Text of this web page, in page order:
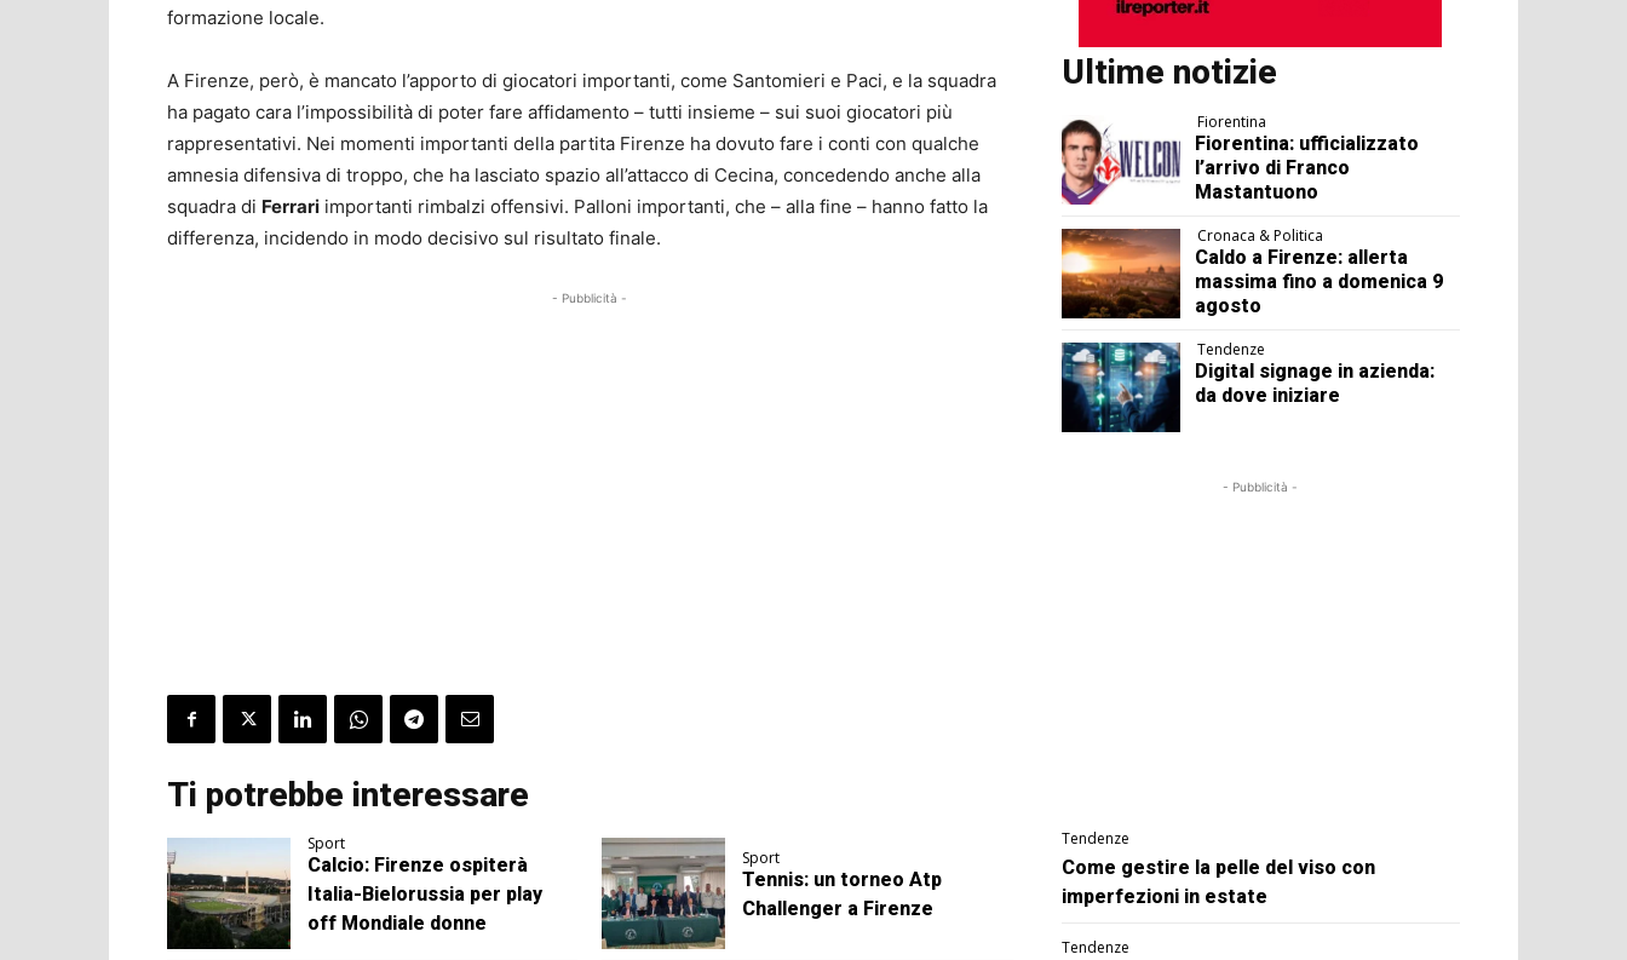
formazione locale.
A Firenze, però, è mancato l’apporto di giocatori importanti, come Santomieri e Paci, e la squadra
ha pagato cara l’impossibilità di poter fare affidamento – tutti insieme – sui suoi giocatori più
rappresentativi. Nei momenti importanti della partita Firenze ha dovuto fare i conti con qualche
amnesia difensiva di troppo, che ha lasciato spazio all’attacco di Cecina, concedendo anche alla
squadra di Ferrari importanti rimbalzi offensivi. Palloni importanti, che – alla fine – hanno fatto la
differenza, incidendo in modo decisivo sul risultato finale.
- Pubblicità -
Ti potrebbe interessare
Sport
Calcio: Firenze ospiterà
Italia-Bielorussia per play
off Mondiale donne
Sport
Tennis: un torneo Atp
Challenger a Firenze
Ultime notizie
Fiorentina
Fiorentina: ufficializzato
l’arrivo di Franco
Mastantuono
Cronaca & Politica
Caldo a Firenze: allerta
massima fino a domenica 9
agosto
Tendenze
Digital signage in azienda:
da dove iniziare
- Pubblicità -
Tendenze
Come gestire la pelle del viso con
imperfezioni in estate
Tendenze